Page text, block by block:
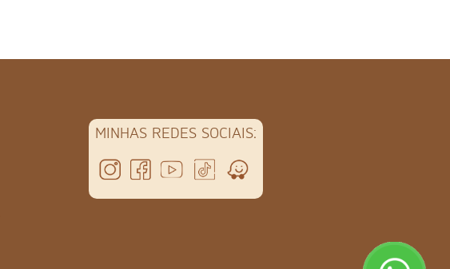
MINHAS REDES SOCIAIS: